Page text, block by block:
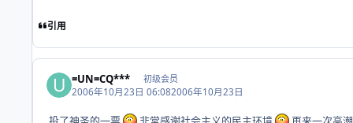
引用
=UN=CQ*** 初级会员
2006年10月23日 06:082006年10月23日